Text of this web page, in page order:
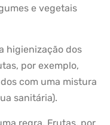
e vegetais
higienização dos
por exemplo,
com uma mistura
sanitária).
regra. Frutas, por